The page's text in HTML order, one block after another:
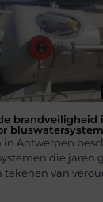
brandveiligheid
in Antwerpen
die jaren
tekenen van